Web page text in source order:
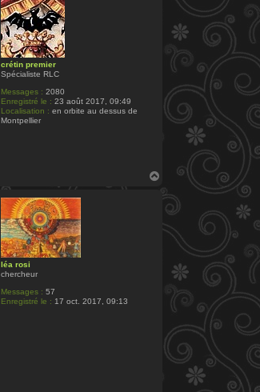
crétin premier
Spécialiste RLC
Messages : 2080
Enregistré le : 23 août 2017, 09:49
Localisation : en orbite au dessus de
Montpellier
a
u
léa rosi
chercheur
Messages : 57
Enregistré le : 17 oct. 2017, 09:13